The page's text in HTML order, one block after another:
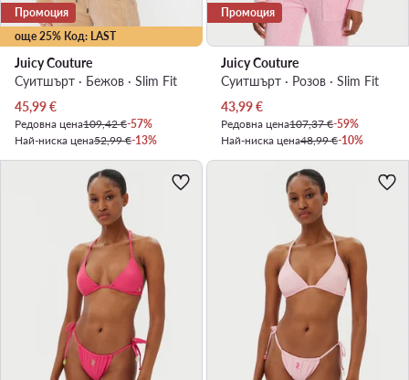
още 25% Код: LAST
Промоция
Juicy Couture
Суитшърт · Бежов · Slim Fit
Актуална цена
45,99€
Редовна цена109,42 €-57%
Най-ниска цена52,99 €-13%
Промоция
Juicy Couture
Суитшърт · Розов · Slim Fit
Актуална цена
43,99€
Редовна цена107,37 €-59%
Най-ниска цена48,99 €-10%